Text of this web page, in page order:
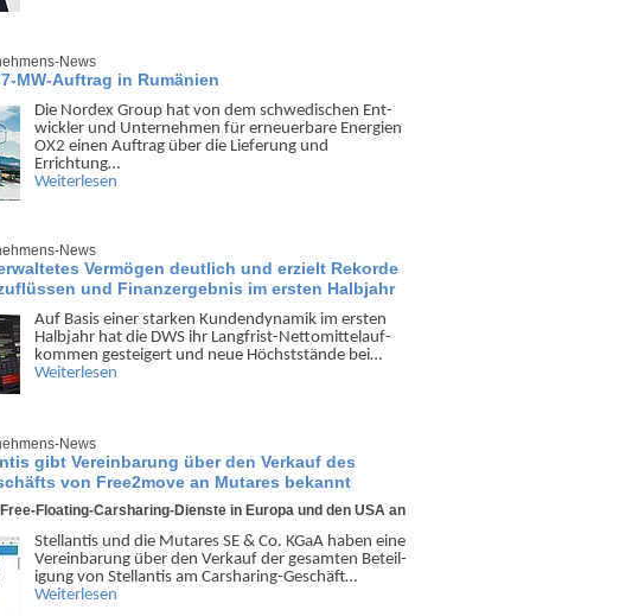
News
MW-Auftrag in Rumänien
Die Nordex Group hat von dem schwe­dischen Ent­
wickler und Unter­nehmen für erneue­rbare Energien
OX2 einen Auftrag über die Lieferung und
Errichtung…
Weiterlesen
News
Vermögen deutlich und erzielt Rekorde
und Finanzergebnis im ersten Halbjahr
Auf Basis einer starken Kunden­dynamik im ersten
Halb­jahr hat die DWS ihr Lang­frist-Netto­mittel­auf­
kommen ge­steigert und neue Höchst­stände bei…
Weiterlesen
News
gibt Vereinbarung über den Verkauf des
von Free2move an Mutares bekannt
Floating-Carsharing-Dienste in Europa und den USA an
Stellantis und die Mutares SE & Co. KGaA haben eine
Verein­barung über den Verkauf der gesamten Beteil­
igung von Stellantis am Car­sharing-Geschäft…
Weiterlesen